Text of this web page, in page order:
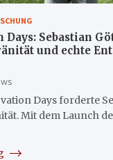
Sebastian
und echte
Days forderte
Mit dem Launch